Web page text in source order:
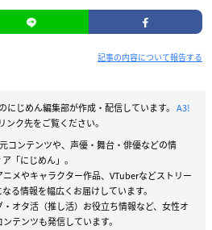
記事の内容について報告する
のにじめん編集部が作成・配信しています。 A3!
ンク先をご覧ください。
コンテンツや、声優・舞台・俳優などの情
「にじめん」。
メやキャラクター作品、VTuberなどストリー
る情報を幅広くお届けしています。
オタ活（推し活）お役立ち情報など、女性オ
テンツも発信しています。